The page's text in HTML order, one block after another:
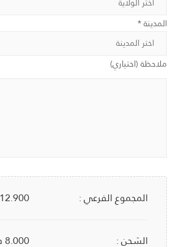
المدينة *
ملاحظة (اختياري)
المجموع الفرعي : 12.900
الشحن : 8.000 د.ت